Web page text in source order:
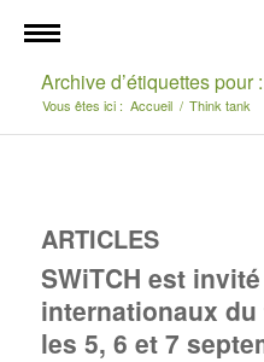
Archive d’étiquettes pour
Vous êtes ici : Accueil / Think tank
ARTICLES
SWiTCH est
internationaux
les 5, 6 et 7